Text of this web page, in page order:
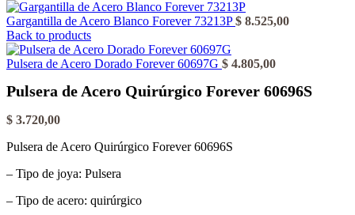
Gargantilla de Acero Blanco Forever 73213P$ 8.525,00
Back to products
Pulsera de Acero Dorado Forever 60697G $ 4.805,00
Pulsera de Acero Quirúrgico Forever 60696S
$ 3.720,00
Pulsera de Acero Quirúrgico Forever 60696S
– Tipo de joya: Pulsera
– Tipo de acero: quirúrgico